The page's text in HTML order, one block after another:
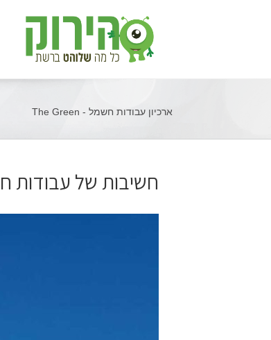
ארכיון עבודות חשמל - The Green
חשיבות של